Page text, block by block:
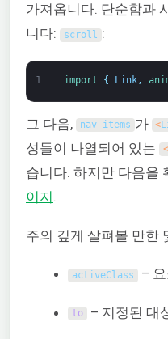
가져옵니다. 단순함과
니다:
scroll :
1 import { Link,
그 다음, nav- items 가 <
성들이 나열되어 있는
<
습니다. 하지만 다음을
이지
주의 깊게 살펴볼 만한
activeClass – 요
to – 지정된 대